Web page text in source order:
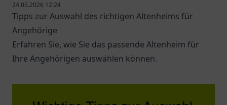
24.05.2026 12:24
Tipps zur Auswahl des richtigen Altenheims für
Angehörige
Erfahren Sie, wie Sie das passende Altenheim für
Ihre Angehörigen auswählen können.